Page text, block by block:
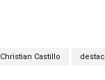
Christian Castillo